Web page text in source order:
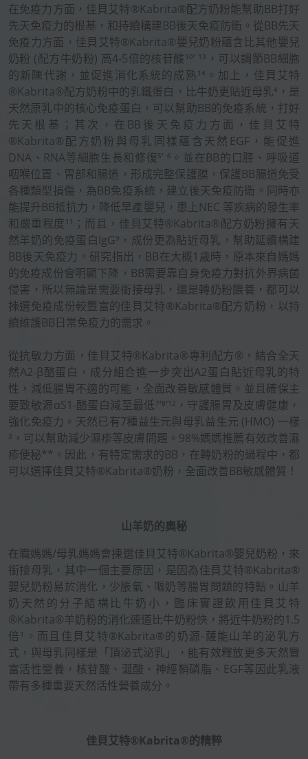
在免疫力方面，佳貝艾特®Kabrita®配方奶粉能幫助BB打好
先天免疫力的根基，和持續構建BB後天免疫防衛。從BB先天
免疫力方面，佳貝艾特®Kabrita®嬰兒奶粉蘊含比其他嬰兒
奶粉 (配方牛奶粉) 高4-5倍的核苷酸¹⁰’ ¹³，可以調節BB細胞
的新陳代謝，並促進消化系統的成熟¹⁴。加上，佳貝艾特
®Kabrita®配方奶粉中的乳鐵蛋白，比牛奶更貼近母乳⁴，是
天然原乳中的核心免疫蛋白，可以幫助BB的免疫系統，打好
先天根基；其次，在BB後天免疫力方面，佳貝艾特
®Kabrita®配方奶粉與母乳同樣蘊含天然EGF，能促進
DNA、RNA等細胞生長和修復⁵’ ⁶。並在BB的口腔、呼吸道
咽喉位置、胃部和腸道，形成完整保護膜，保護BB腸道免受
各種類型損傷，為BB免疫系統，建立後天免疫防衛。同時亦
能提升BB抵抗力，降低早產嬰兒，患上NEC 等疾病的發生率
和嚴重程度¹¹；而且，佳貝艾特®Kabrita®配方奶粉擁有天
然羊奶的免疫蛋白IgG⁹，成份更為貼近母乳，幫助延續構建
BB後天免疫力。研究指出，BB在大概1歲時，原本來自媽媽
的免疫成份會明顯下降，BB需要靠自身免疫力對抗外界病菌
侵害，所以無論是需要銜接母乳，還是轉奶粉餵養，都可以
揀選免疫成份較豐富的佳貝艾特®Kabrita®配方奶粉，以持
續維護BB日常免疫力的需求。
從抗敏力方面，佳貝艾特®Kabrita®專利配方®，結合全天
然A2-β酪蛋白，成分組合進一步突出A2蛋白貼近母乳的特
性，減低腸胃不適的可能，全面改善敏感體質。並且確保主
要致敏源αS1-酪蛋白減至最低⁷’⁸’¹²，守護腸胃及皮膚健康，
強化免疫力。天然已有7種益生元與母乳益生元 (HMO) 一樣
³，可以幫助減少濕疹等皮膚問題。98%媽媽推薦有效改善濕
疹便秘**。因此，有特定需求的BB，在轉奶粉的過程中，都
可以選擇佳貝艾特®Kabrita®奶粉，全面改善BB敏感體質！
山羊奶的奧秘
在職媽媽/母乳媽媽會揀選佳貝艾特®Kabrita®嬰兒奶粉，來
銜接母乳，其中一個主要原因，是因為佳貝艾特®Kabrita®
嬰兒奶粉易於消化，少脹氣、嘔奶等腸胃問題的特點。山羊
奶天然的分子結構比牛奶小，臨床實證飲用佳貝艾特
®Kabrita®羊奶粉的消化速道比牛奶粉快，將近牛奶粉的1.5
倍¹。而且佳貝艾特®Kabrita®的奶源-薩能山羊的泌乳方
式，與母乳同樣是「頂泌式泌乳」，能有效釋放更多天然豐
富活性營養，核苷酸、涎酸、神經鞘磷脂、EGF等因此乳液
帶有多種重要天然活性營養成分。
佳貝艾特®Kabrita®的精粹